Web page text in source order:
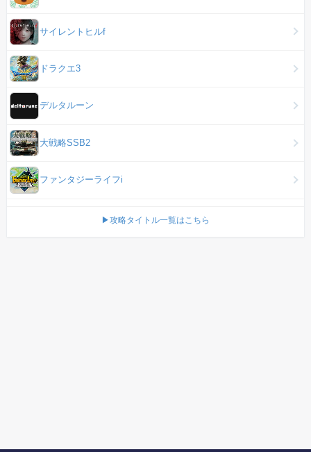
サイレントヒルf
ドラクエ3
デルタルーン
大戦略SSB2
ファンタジーライフi
▶攻略タイトル一覧はこちら